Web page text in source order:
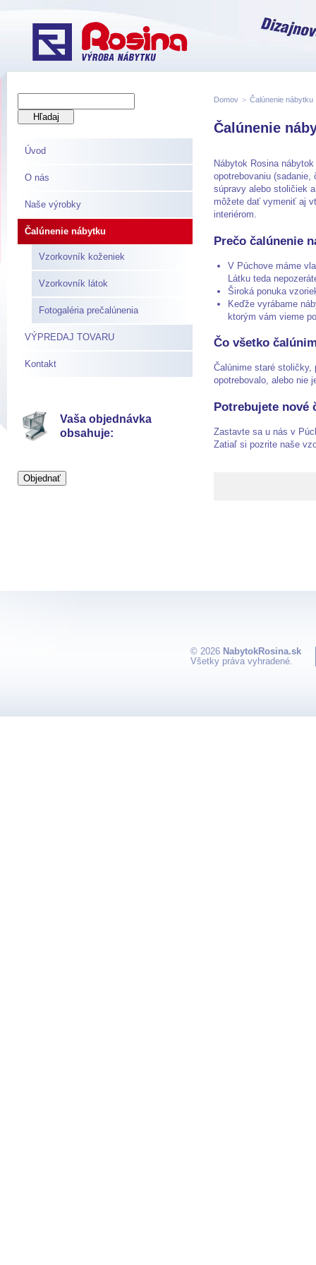
Úvod
O nás
Naše výrobky
Čalúnenie nábytku
Vzorkovník koženiek
Vzorkovník látok
Fotogaléria prečalúnenia
VÝPREDAJ TOVARU
Kontakt
Vaša objednávka
obsahuje:
Domov > Čalúnenie nábytku
Čalúnenie
Nábytok Rosina
opotrebovaniu
súpravy alebo stoličiek
môžete dať vymeniť aj
interiérom.
Prečo čalúnenie
V Púchove máme
Látku teda
Široká ponuka
Keďže vyrábame
ktorým vám vieme
Čo všetko
Čalúnime staré stoličky,
opotrebovalo, alebo nie
Potrebujete nové
Zastavte sa u nás v
Zatiaľ si pozrite naše
© 2026 NabytokRosina.sk
Všetky práva vyhradené.